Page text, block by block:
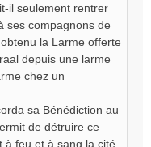
il seulement rentrer
ses compagnons de
la Larme offerte
depuis une larme
chez un
sa Bénédiction au
de détruire ce
à feu et à sang la cité